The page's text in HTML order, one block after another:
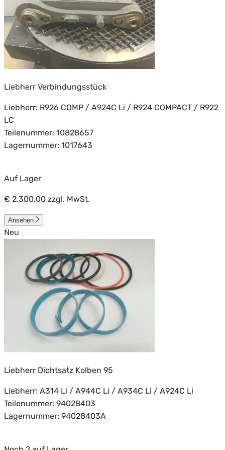
Liebherr Verbindungsstück
Liebherr: R926 COMP / A924C Li / R924 COMPACT / R922
LC
Teilenummer: 10828657
Lagernummer: 1017643
Auf Lager
€ 2.300,00zzgl. MwSt.
Ansehen
Neu
Liebherr Dichtsatz Kolben 95
Liebherr: A314 Li / A944C Li / A934C Li / A924C Li
Teilenummer: 94028403
Lagernummer: 94028403A